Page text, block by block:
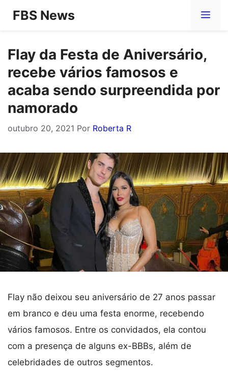
Pular
conteúdo
FBS News
Flay da Festa de Aniversário,
recebe vários famosos e
acaba sendo surpreendida por
namorado
outubro 20, 2021 Por Roberta R
Flay não deixou seu aniversário de 27 anos passar
em branco e deu uma festa enorme, recebendo
vários famosos. Entre os convidados, ela contou
com a presença de alguns ex-BBBs, além de
celebridades de outros segmentos.